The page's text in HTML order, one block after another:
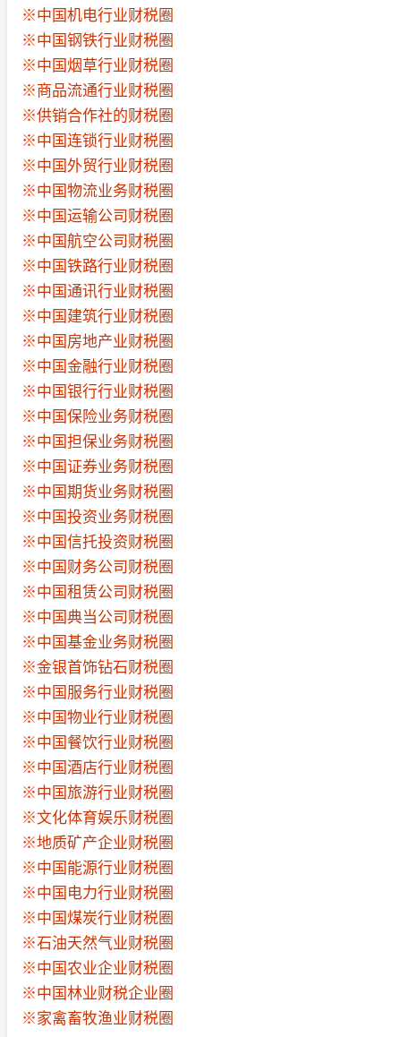
※中国机电行业财税圈
※中国钢铁行业财税圈
※中国烟草行业财税圈
※商品流通行业财税圈
※供销合作社的财税圈
※中国连锁行业财税圈
※中国外贸行业财税圈
※中国物流业务财税圈
※中国运输公司财税圈
※中国航空公司财税圈
※中国铁路行业财税圈
※中国通讯行业财税圈
※中国建筑行业财税圈
※中国房地产业财税圈
※中国金融行业财税圈
※中国银行行业财税圈
※中国保险业务财税圈
※中国担保业务财税圈
※中国证券业务财税圈
※中国期货业务财税圈
※中国投资业务财税圈
※中国信托投资财税圈
※中国财务公司财税圈
※中国租赁公司财税圈
※中国典当公司财税圈
※中国基金业务财税圈
※金银首饰钻石财税圈
※中国服务行业财税圈
※中国物业行业财税圈
※中国餐饮行业财税圈
※中国酒店行业财税圈
※中国旅游行业财税圈
※文化体育娱乐财税圈
※地质矿产企业财税圈
※中国能源行业财税圈
※中国电力行业财税圈
※中国煤炭行业财税圈
※石油天然气业财税圈
※中国农业企业财税圈
※中国林业财税企业圈
※家禽畜牧渔业财税圈